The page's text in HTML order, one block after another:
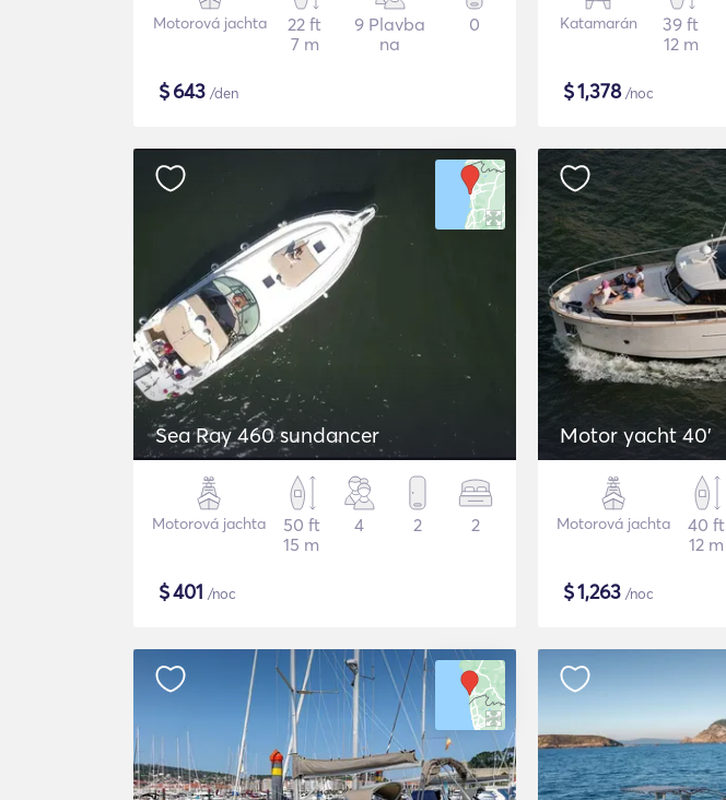
Motorová jachta
22 ft
7 m
9 Plavba
na
0
$643 /den
Katamarán
39 ft
12 m
$1,378/noc
Sea Ray 460 sundancer
Motorová jachta
50 ft
15 m
4 2 2
$401 /noc
Motor yacht 40'
Motorová jachta
40 ft
12 m
$1,263 /noc